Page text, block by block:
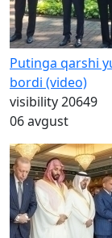
Putinga qarshi
bordi (video)
visibility20649
06 avgust